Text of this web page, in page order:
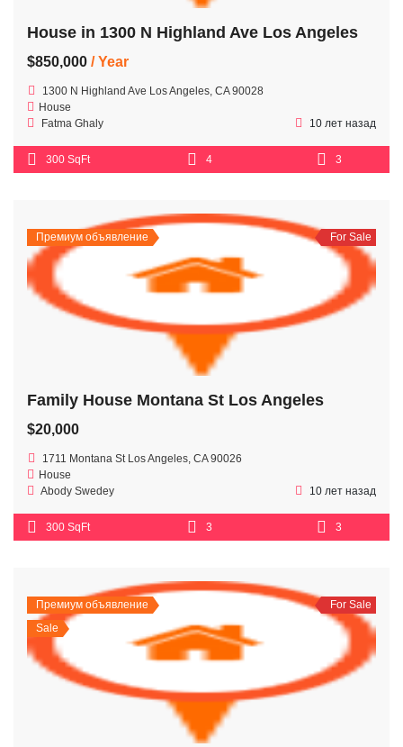
House in 1300 N Highland Ave Los Angeles
$850,000 / Year
1300 N Highland Ave Los Angeles, CA 90028
House
Fatma Ghaly
10 лет назад
300 SqFt 4 3
Премиум объявление For Sale
Family House Montana St Los Angeles
$20,000
1711 Montana St Los Angeles, CA 90026
House
Abody Swedey
10 лет назад
300 SqFt 3 3
Премиум объявление
Sale
For Sale